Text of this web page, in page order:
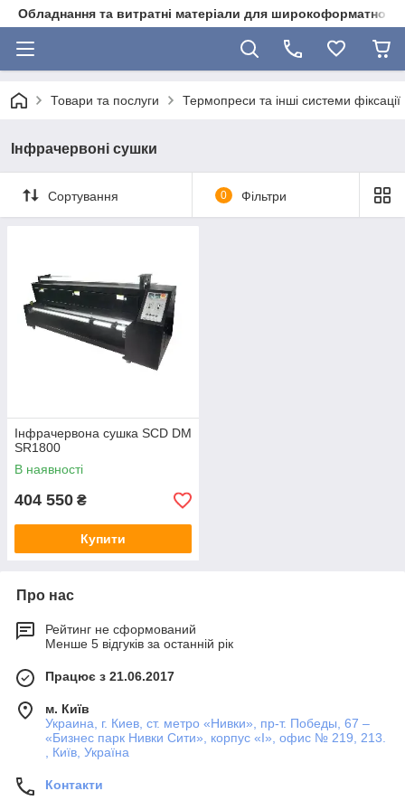
Обладнання та витратні матеріали для широкоформатного
Товари та послуги Термопреси та інші системи фіксації
Інфрачервоні сушки
Сортування 0 Фільтри
Інфрачервона сушка SCD DM
SR1800
В наявності
404 550 ₴
Купити
Про нас
Рейтинг не сформований
Менше 5 відгуків за останній рік
Працює з 21.06.2017
м. Київ
Украина, г. Киев, ст. метро «Нивки», пр-т. Победы, 67 –
«Бизнес парк Нивки Сити», корпус «I», офис № 219, 213.
, Київ, Україна
Контакти